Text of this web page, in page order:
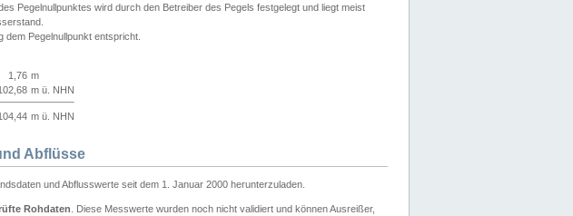
Pegelnullpunktes wird durch den Betreiber des Pegels festgelegt und liegt meist
Pegelnullpunkt entspricht.
1,76 m
m ü. NHN
m ü. NHN
Abflüsse
und Abflusswerte seit dem 1. Januar 2000 herunterzuladen.
Rohdaten . Diese Messwerte wurden noch nicht validiert und können Ausreißer,